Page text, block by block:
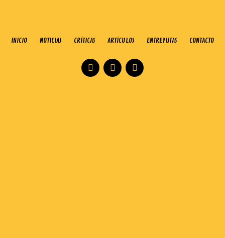
INICIO NOTICIAS CRÍTICAS ARTÍCULOS ENTREVISTAS CONTACTO